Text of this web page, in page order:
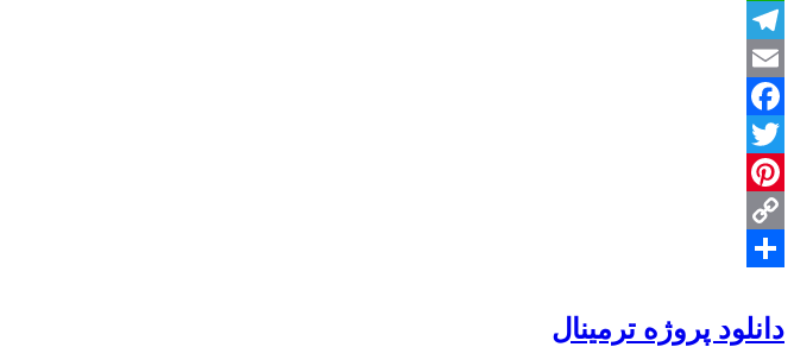
WhatsApp
Telegram
Email
Facebook
Twitter
Pinterest
Copy
دانلود پروژه ترمینال